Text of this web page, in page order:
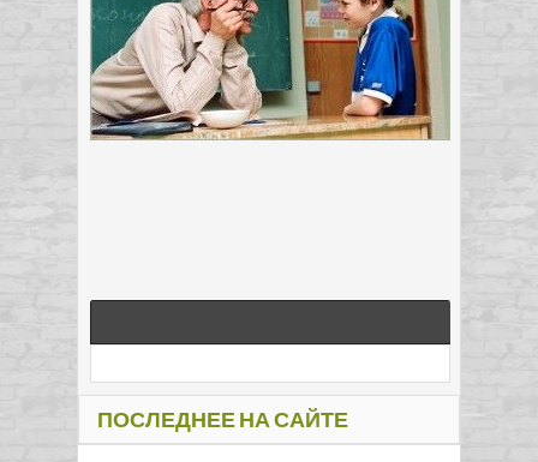
ПОСЛЕДНЕЕ НА САЙТЕ